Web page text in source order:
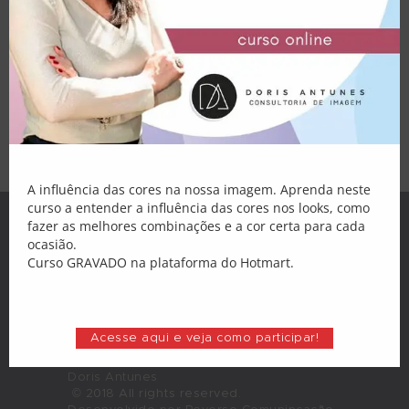
Palestras
Atendimento
Blog
Loja
Minha Conta
Internet já é um hábito de muitas pessoas.
Segundo dados da NZN Intelligence, é a
modalidade de compras gerais preferida
por 74% dos consumidores. Praticidade e
melhores preços são as principais
vantagens das compras on-line. Mas como
nem tudo são…
Doris Antunes
© 2018 All rights reserved.
A influência das cores na nossa imagem. Aprenda neste
curso a entender a influência das cores nos looks, como
fazer as melhores combinações e a cor certa para cada
ocasião.
Curso GRAVADO na plataforma do Hotmart.
Acesse aqui e veja como participar!